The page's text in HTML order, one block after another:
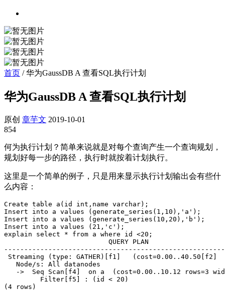
首页 /华为GaussDB A 查看SQL执行计划
华为GaussDB A 查看SQL执行计划
原创 章芋文 2019-10-01
854
何为执行计划？简单来说就是对每个查询产生一个查询规划，
规划好每一步的路径，执行时就按着计划执行。
这里是一个简单的例子，只是用来显示执行计划输出会有些什
么内容：
Create table a(id int,name varchar);
Insert into a values (generate_series(1,10),'a');
Insert into a values (generate_series(10,20),'b');
Insert into a values (21,'c');
explain select * from a where id <20;
QUERY
Streaming (type: GATHER)[f1]   (cost=0.00..40.50[f2]
Node/s: All datanodes
->  Seq Scan[f4]  on a  (cost=0.00..10.12 rows=3
Filter[f5] : (id < 20)
(4 rows)